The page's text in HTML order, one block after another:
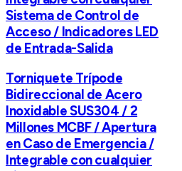
Sistema de Control de
Acceso / Indicadores LED
de Entrada-Salida
Torniquete Trípode
Bidireccional de Acero
Inoxidable SUS304 / 2
Millones MCBF / Apertura
en Caso de Emergencia /
Integrable con cualquier